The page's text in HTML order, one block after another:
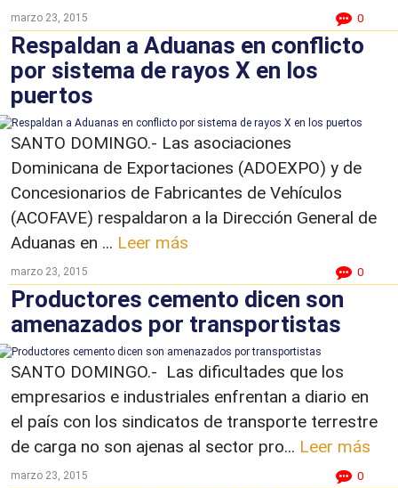
marzo 23, 2015 0
Respaldan a Aduanas en conflicto
por sistema de rayos X en los
puertos
SANTO DOMINGO.- Las asociaciones
Dominicana de Exportaciones (ADOEXPO) y de
Concesionarios de Fabricantes de Vehículos
(ACOFAVE) respaldaron a la Dirección General de
Aduanas en ... Leer más
marzo 23, 2015 0
Productores cemento dicen son
amenazados por transportistas
SANTO DOMINGO.- Las dificultades que los
empresarios e industriales enfrentan a diario en
el país con los sindicatos de transporte terrestre
de carga no son ajenas al sector pro... Leer más
marzo 23, 2015 0